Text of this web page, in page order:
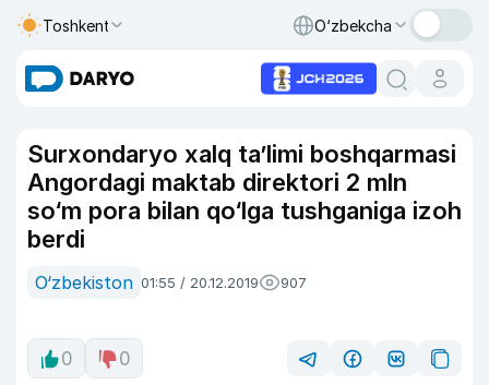
Toshkent O‘zbekcha
Surxondaryo xalq ta’limi boshqarmasi
Angordagi maktab direktori 2 mln
so‘m pora bilan qo‘lga tushganiga izoh
berdi
O‘zbekiston 01:55 / 20.12.2019 907
0 0